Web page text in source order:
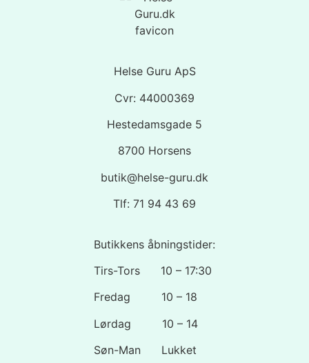
Helse Guru ApS
Cvr: 44000369
Hestedamsgade 5
8700 Horsens
butik@helse-guru.dk
Tlf: 71 94 43 69
Butikkens åbningstider:
Tirs-Tors 10 – 17:30
Fredag 10 – 18
Lørdag 10 – 14
Søn-Man Lukket